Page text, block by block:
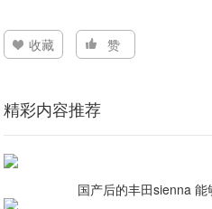
收藏 赞
精彩内容推荐
国产后的丰田sienna